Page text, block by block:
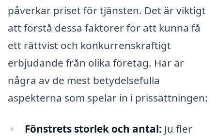
påverkar priset för tjänsten. Det är viktigt
att förstå dessa faktorer för att kunna få
ett rättvist och konkurrenskraftigt
erbjudande från olika företag. Här är
några av de mest betydelsefulla
aspekterna som spelar in i prissättningen:
Fönstrets storlek och antal: Ju fler